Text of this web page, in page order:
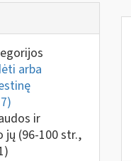
arba
ir
jų (96-100 str.,